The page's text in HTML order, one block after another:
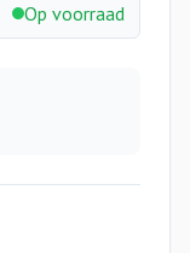
Op voorraad